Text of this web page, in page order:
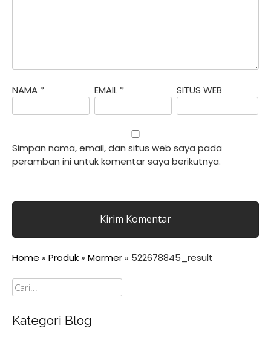
NAMA * EMAIL * SITUS WEB
Simpan nama, email, dan situs web saya pada
peramban ini untuk komentar saya berikutnya.
Home » Produk » Marmer » 522678845_result
Cari
Kategori Blog